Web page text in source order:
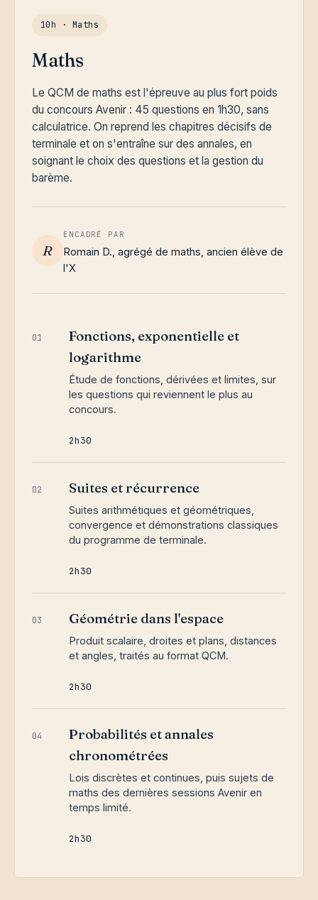
10h · Maths
Maths
Le QCM de maths est l'épreuve au plus fort poids
du concours Avenir : 45 questions en 1h30, sans
calculatrice. On reprend les chapitres décisifs de
terminale et on s'entraîne sur des annales, en
soignant le choix des questions et la gestion du
barème.
R
ENCADRÉ PAR
Romain D., agrégé de maths, ancien élève de
l'X
01
Fonctions, exponentielle et
logarithme
Étude de fonctions, dérivées et limites, sur
les questions qui reviennent le plus au
concours.
2h30
02 Suites et récurrence
Suites arithmétiques et géométriques,
convergence et démonstrations classiques
du programme de terminale.
2h30
03 Géométrie dans l'espace
Produit scalaire, droites et plans, distances
et angles, traités au format QCM.
2h30
04
Probabilités et annales
chronométrées
Lois discrètes et continues, puis sujets de
maths des dernières sessions Avenir en
temps limité.
2h30